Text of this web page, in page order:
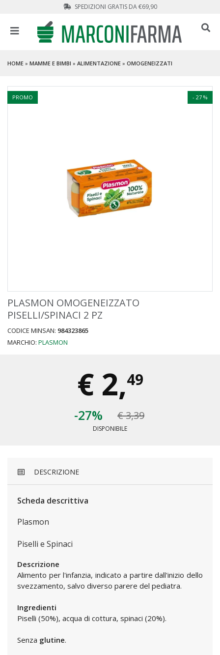
SPEDIZIONI GRATIS DA €69,90
HOME » MAMME E BIMBI » ALIMENTAZIONE » OMOGENEIZZATI
- 27 %
PROMO
PLASMON OMOGENEIZZATO
PISELLI/SPINACI 2 PZ
CODICE MINSAN: 984323865
MARCHIO: PLASMON
€ 2,49
-27% € 3,39
DISPONIBILE
DESCRIZIONE
Scheda descrittiva
Plasmon
Piselli e Spinaci
Descrizione
Alimento per l'infanzia, indicato a partire dall'inizio dello
svezzamento, salvo diverso parere del pediatra.
Ingredienti
Piselli (50%), acqua di cottura, spinaci (20%).
Senza glutine.